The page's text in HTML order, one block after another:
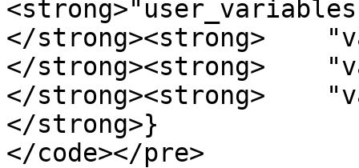
</strong><strong>
</strong><strong>
</strong><strong>
</strong>}
</code></pre>